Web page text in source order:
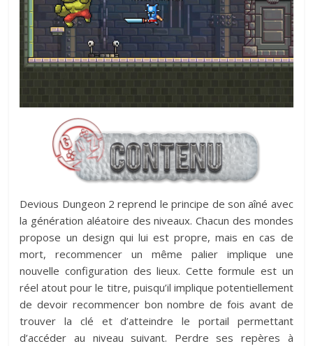
Devious Dungeon 2 reprend le principe de son aîné avec
la génération aléatoire des niveaux. Chacun des mondes
propose un design qui lui est propre, mais en cas de
mort, recommencer un même palier implique une
nouvelle configuration des lieux. Cette formule est un
réel atout pour le titre, puisqu’il implique potentiellement
de devoir recommencer bon nombre de fois avant de
trouver la clé et d’atteindre le portail permettant
d’accéder au niveau suivant. Perdre ses repères à